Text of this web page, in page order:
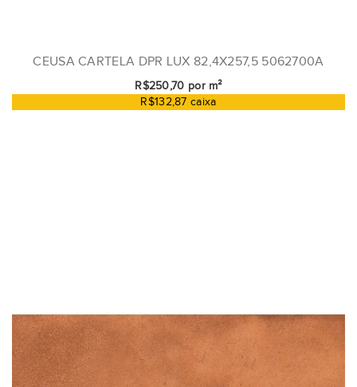
CEUSA CARTELA DPR LUX 82,4X257,5 5062700A
R$250,70 por m²
R$132,87 caixa